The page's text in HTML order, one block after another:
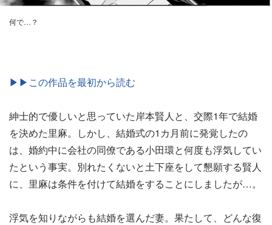
何で…？
▶▶この作品を最初から読む
紳士的で優しいと思っていた岸本賢人と、交際1年で結婚
を決めた里麻。しかし、結婚式の1カ月前に発覚したの
は、婚約中に会社の同僚である小田環と何度も浮気してい
たという事実。別れたくないと土下座をして懇願する賢人
に、里麻は条件を付けて結婚をすることにしましたが…。
浮気を知りながらも結婚を選んだ妻。果たして、どんな復